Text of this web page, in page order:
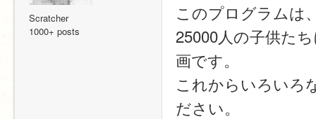
Scratcher
1000+ posts
このプログラムは
25000人の子供た
画です。
これからいろいろ
ださい。